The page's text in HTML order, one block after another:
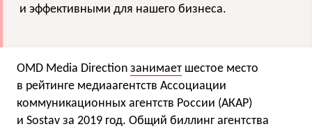
и эффективными для нашего бизнеса.
OMD Media Direction занимает шестое место
в рейтинге медиаагентств Ассоциации
коммуникационных агентств России (АКАР)
и Sostav за 2019 год. Общий биллинг агентства